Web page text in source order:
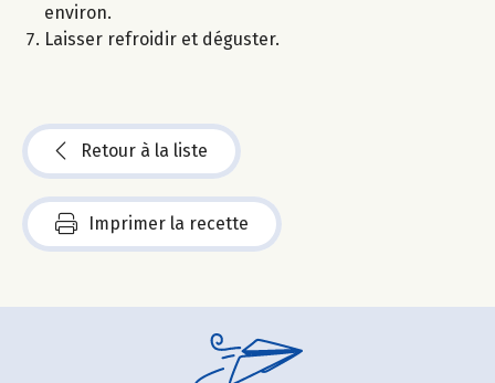
environ.
Laisser refroidir et déguster.
Retour à la liste
Imprimer la recette